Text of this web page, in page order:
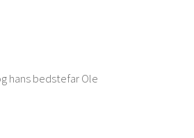
hans bedstefar Ole